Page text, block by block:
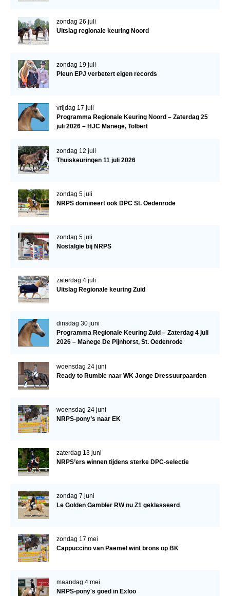
REGIO'S
Bestuur Regio Noord
Regio Midden
Bestuur Regio Midden
Regio West
Regio Zuid
Word vrijiwilliger
KALENDER
ACCOUNT AANMAKEN
zondag 26 juli
Uitslag regionale keuring Noord
zondag 19 juli
Pleun EPJ verbetert eigen records
vrijdag 17 juli
Programma Regionale Keuring Noord – Zaterdag 25
juli 2026 – HJC Manege, Tolbert
zondag 12 juli
Thuiskeuringen 11 juli 2026
zondag 5 juli
NRPS domineert ook DPC St. Oedenrode
zondag 5 juli
Nostalgie bij NRPS
zaterdag 4 juli
Uitslag Regionale keuring Zuid
dinsdag 30 juni
Programma Regionale Keuring Zuid – Zaterdag 4 juli
2026 – Manege De Pijnhorst, St. Oedenrode
woensdag 24 juni
Ready to Rumble naar WK Jonge Dressuurpaarden
woensdag 24 juni
NRPS-pony’s naar EK
zaterdag 13 juni
NRPS’ers winnen tijdens sterke DPC-selectie
zondag 7 juni
Le Golden Gambler RW nu Z1 geklasseerd
zondag 17 mei
Cappuccino van Paemel wint brons op BK
maandag 4 mei
NRPS-pony's goed in Exloo